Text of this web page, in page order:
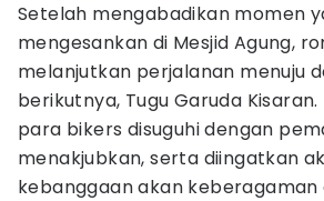
Setelah mengabadikan momen
mengesankan di Mesjid Agung,
melanjutkan perjalanan menuju
berikutnya, Tugu Garuda Kisaran.
para bikers disuguhi dengan
menakjubkan, serta diingatkan
kebanggaan akan keberagaman